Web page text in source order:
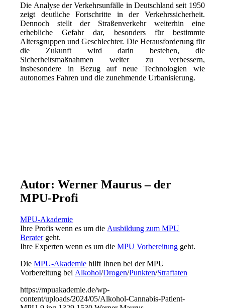
Die Analyse der Verkehrsunfälle in Deutschland seit 1950
zeigt deutliche Fortschritte in der Verkehrssicherheit.
Dennoch stellt der Straßenverkehr weiterhin eine
erhebliche Gefahr dar, besonders für bestimmte
Altersgruppen und Geschlechter. Die Herausforderung für
die Zukunft wird darin bestehen, die
Sicherheitsmaßnahmen weiter zu verbessern,
insbesondere in Bezug auf neue Technologien wie
autonomes Fahren und die zunehmende Urbanisierung.
Autor: Werner Maurus – der
MPU-Profi
MPU-Akademie
Ihre Profis wenn es um die Ausbildung zum MPU
Beratergeht.
Ihre Experten wenn es um dieMPU Vorbereitung geht.
DieMPU-Akademie hilft Ihnen bei der MPU
Vorbereitung bei Alkohol/Drogen/Punkten/Straftaten
https://mpuakademie.de/wp-
content/uploads/2024/05/Alkohol-Cannabis-Patient-